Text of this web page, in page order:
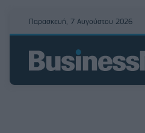
Παρασκευή, 7 Αυγούστου 2026